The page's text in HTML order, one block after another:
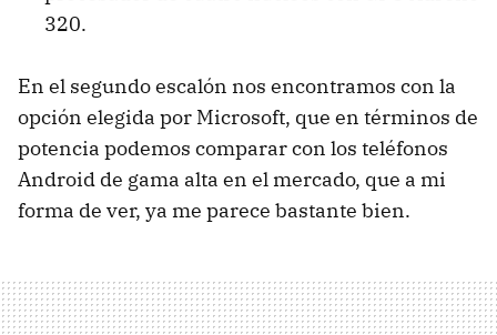
320.
En el segundo escalón nos encontramos con la
opción elegida por Microsoft, que en términos de
potencia podemos comparar con los teléfonos
Android de gama alta en el mercado, que a mi
forma de ver, ya me parece bastante bien.